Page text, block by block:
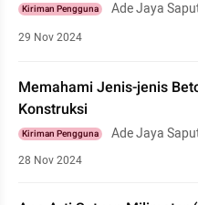
Kiriman Pengguna Ade Jaya
29 Nov 2024
Memahami Jenis-jenis
Konstruksi
Kiriman Pengguna Ade Jaya
28 Nov 2024